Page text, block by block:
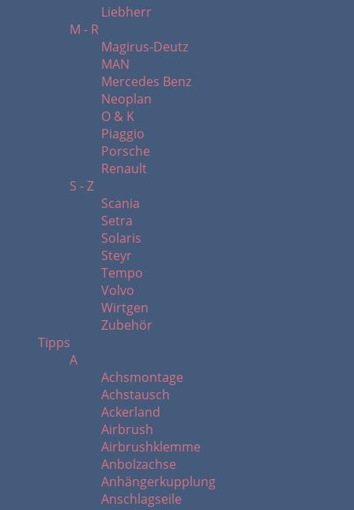
Liebherr
M - R
Magirus-Deutz
MAN
Mercedes Benz
Neoplan
O & K
Piaggio
Porsche
Renault
S - Z
Scania
Setra
Solaris
Steyr
Tempo
Volvo
Wirtgen
Zubehör
Tipps
A
Achsmontage
Achstausch
Ackerland
Airbrush
Airbrushklemme
Anbolzachse
Anhängerkupplung
Anschlagseile